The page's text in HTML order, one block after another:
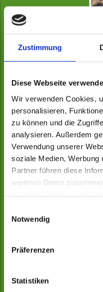
Zustimmung
Diese Webseite
Wir verwenden Cookies,
personalisieren,
zu können und die
analysieren. Außerdem
Verwendung unserer
soziale Medien, Werbung
Partner führen diese
weiteren Daten
Notwendig
Präferenzen
Statistiken